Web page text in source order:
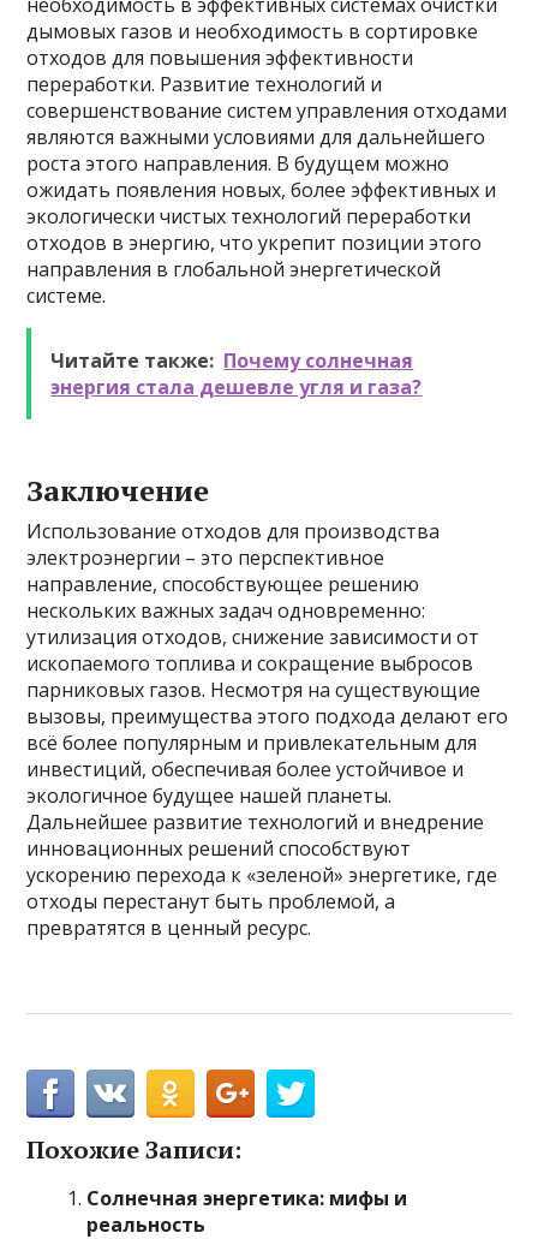
дымовых газов и необходимость в сортировке
отходов для повышения эффективности
переработки. Развитие технологий и
совершенствование систем управления отходами
являются важными условиями для дальнейшего
роста этого направления. В будущем можно
ожидать появления новых, более эффективных и
экологически чистых технологий переработки
отходов в энергию, что укрепит позиции этого
направления в глобальной энергетической
системе.
Читайте также: Почему солнечная
энергия стала дешевле угля и газа?
Заключение
Использование отходов для производства
электроэнергии – это перспективное
направление, способствующее решению
нескольких важных задач одновременно:
утилизация отходов, снижение зависимости от
ископаемого топлива и сокращение выбросов
парниковых газов. Несмотря на существующие
вызовы, преимущества этого подхода делают его
всё более популярным и привлекательным для
инвестиций, обеспечивая более устойчивое и
экологичное будущее нашей планеты.
Дальнейшее развитие технологий и внедрение
инновационных решений способствуют
ускорению перехода к «зеленой» энергетике, где
отходы перестанут быть проблемой, а
превратятся в ценный ресурс.
Похожие Записи:
Солнечная энергетика: мифы и
реальность